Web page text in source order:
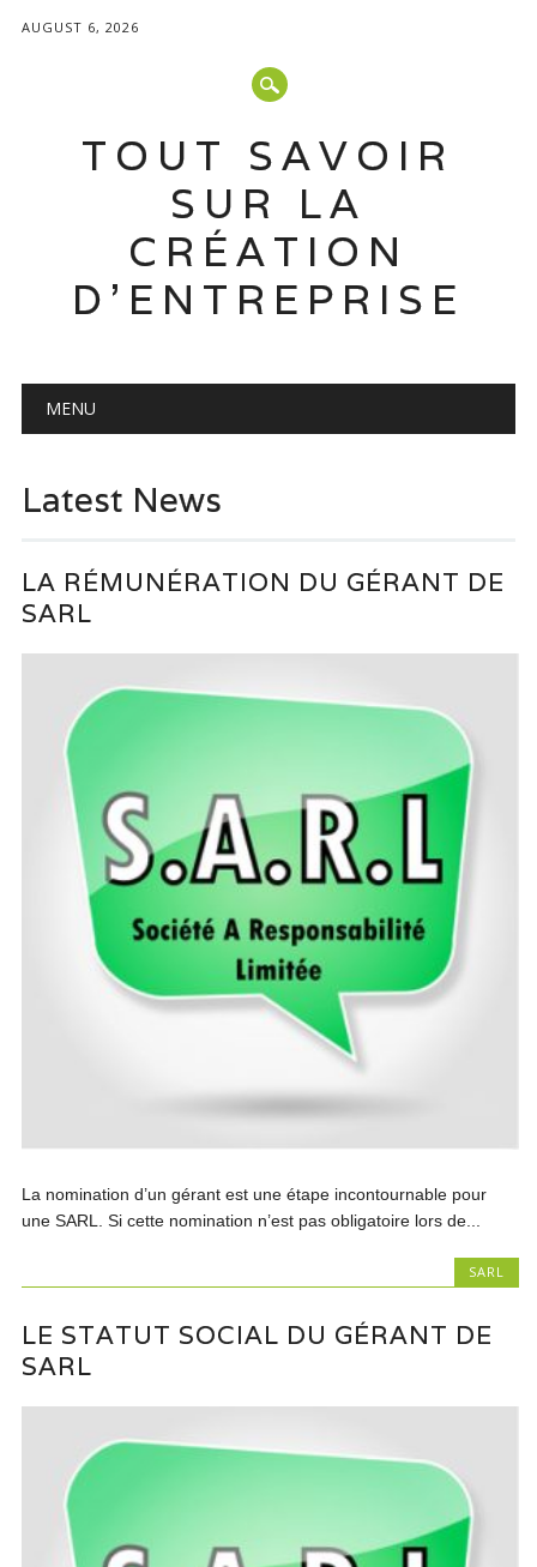
AUGUST 6, 2026
TOUT SAVOIR
SUR LA
CRÉATION
D'ENTREPRISE
Main menu
MENU
Latest News
LA RÉMUNÉRATION DU GÉRANT DE
SARL
La nomination d’un gérant est une étape incontournable pour
une SARL. Si cette nomination n’est pas obligatoire lors de...
SARL
LE STATUT SOCIAL DU GÉRANT DE
SARL